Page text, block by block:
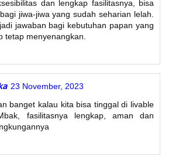
dan lengkap fasilitasnya, bisa
jiwa-jiwa yang sudah seharian lelah.
jawaban bagi kebutuhan papan yang
tetap menyenangkan.
23 November, 2023
banget kalau kita bisa tinggal di livable
fasilitasnya lengkap, aman dan